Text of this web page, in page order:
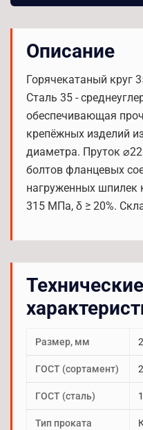
Описание
Горячекатаный круг
Сталь 35 -
обеспечивающая
крепёжных изделий
диаметра. Пруток
болтов фланцевых
нагруженных шпилек
315 МПа, δ ≥ 20%.
Технические
Размер, мм
ГОСТ (сортамент)
ГОСТ (сталь)
Тип проката